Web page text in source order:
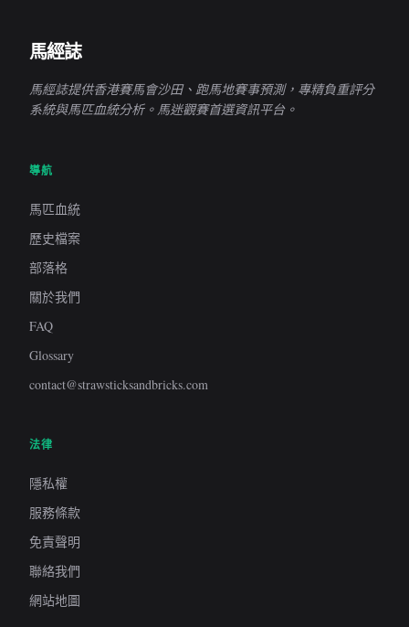
馬經誌
馬經誌提供香港賽馬會沙田、跑馬地賽事預測，專精負重評分
系統與馬匹血統分析。馬迷觀賽首選資訊平台。
導航
馬匹血統
歷史檔案
部落格
關於我們
FAQ
Glossary
contact@strawsticksandbricks.com
法律
隱私權
服務條款
免責聲明
聯絡我們
網站地圖